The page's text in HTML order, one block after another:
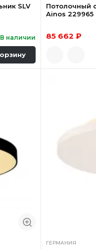
SLV
В наличии
Потолочный
Ainos 229965
85 662 ₽
ГЕРМАНИЯ